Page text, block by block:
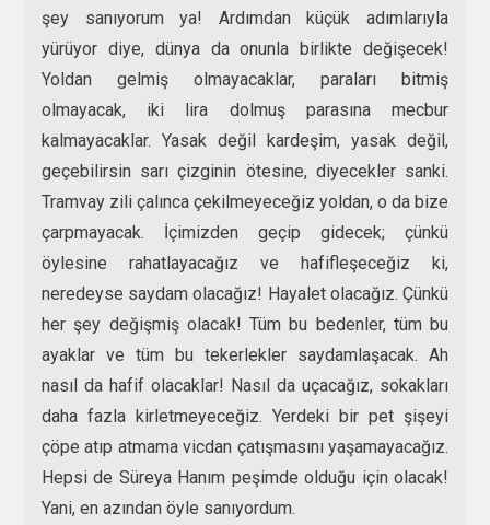
şey sanıyorum ya! Ardımdan küçük adımlarıyla
yürüyor diye, dünya da onunla birlikte değişecek!
Yoldan gelmiş olmayacaklar, paraları bitmiş
olmayacak, iki lira dolmuş parasına mecbur
kalmayacaklar. Yasak değil kardeşim, yasak değil,
geçebilirsin sarı çizginin ötesine, diyecekler sanki.
Tramvay zili çalınca çekilmeyeceğiz yoldan, o da bize
çarpmayacak. İçimizden geçip gidecek; çünkü
öylesine rahatlayacağız ve hafifleşeceğiz ki,
neredeyse saydam olacağız! Hayalet olacağız. Çünkü
her şey değişmiş olacak! Tüm bu bedenler, tüm bu
ayaklar ve tüm bu tekerlekler saydamlaşacak. Ah
nasıl da hafif olacaklar! Nasıl da uçacağız, sokakları
daha fazla kirletmeyeceğiz. Yerdeki bir pet şişeyi
çöpe atıp atmama vicdan çatışmasını yaşamayacağız.
Hepsi de Süreya Hanım peşimde olduğu için olacak!
Yani, en azından öyle sanıyordum.